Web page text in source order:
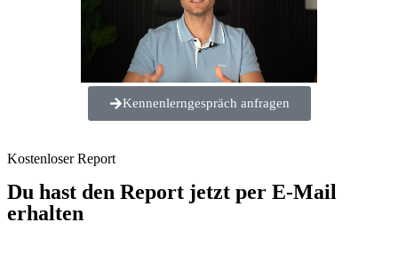
Kennenlerngespräch anfragen
Kostenloser Report
Du hast den Report jetzt per E-Mail
erhalten